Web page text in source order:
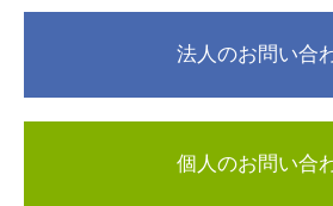
法人のお問い合
個人のお問い合